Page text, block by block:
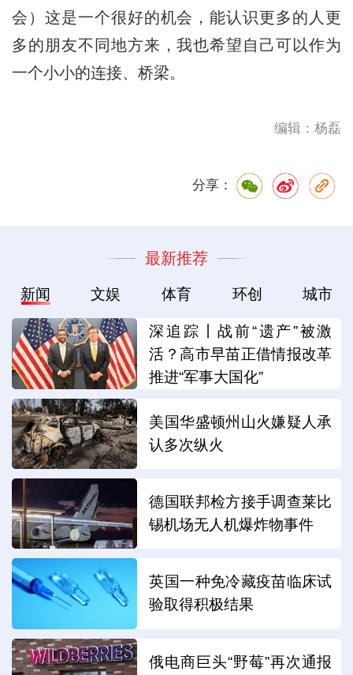
会）这是一个很好的机会，能认识更多的人更
多的朋友不同地方来，我也希望自己可以作为
一个小小的连接、桥梁。
编辑：杨磊
分享：
最新推荐
新闻 文娱 体育 环创 城市
深追踪丨战前“遗产”被激
活？高市早苗正借情报改革
推进“军事大国化”
美国华盛顿州山火嫌疑人承
认多次纵火
德国联邦检方接手调查莱比
锡机场无人机爆炸物事件
英国一种免冷藏疫苗临床试
验取得积极结果
俄电商巨头“野莓”再次通报